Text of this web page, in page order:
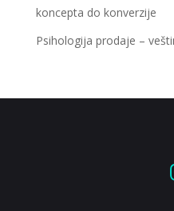
koncepta do konverzije
Psihologija prodaje –